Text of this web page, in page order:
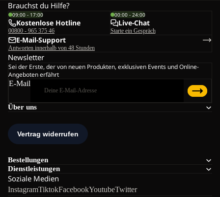
Über uns
Bestellungen
Dienstleistungen
Soziale Medien
InstagramTiktokFacebookYoutubeTwitter
Brauchst du Hilfe?
09:00 - 17:00
Kostenlose Hotline
00800 - 965 375 46
00:00 - 24:00
Live-Chat
Starte ein Gespräch
E-Mail-Support
Antworten innerhalb von 48 Stunden
Newsletter
Sei der Erste, der von neuen Produkten, exklusiven Events und Online-
Angeboten erfährt
E-Mail